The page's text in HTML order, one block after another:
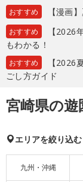
おすすめ 【漫画
おすすめ
【2026
もわかる！
おすすめ
【2026
ごし方ガイド
宮崎県の
エリアを絞り込む
九州・沖縄